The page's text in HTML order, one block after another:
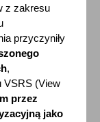
z zakresu
przyczyniły
,
VSRS (View
przez
jako